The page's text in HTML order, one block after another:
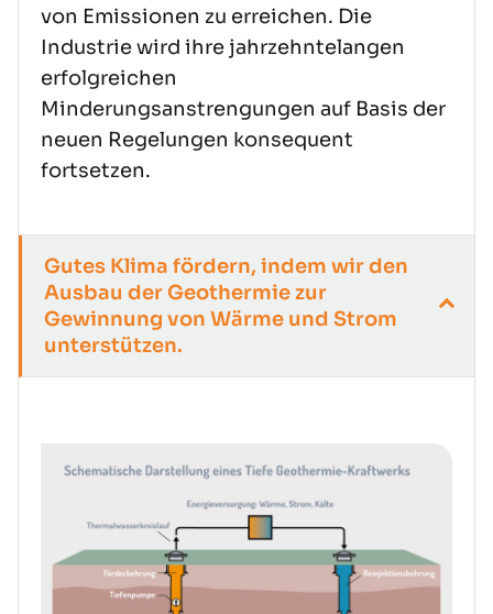
von Emissionen zu erreichen. Die
Industrie wird ihre jahrzehntelangen
erfolgreichen
Minderungsanstrengungen auf Basis der
neuen Regelungen konsequent
fortsetzen.
Gutes Klima fördern, indem wir den
Ausbau der Geothermie zur
Gewinnung von Wärme und Strom
unterstützen.